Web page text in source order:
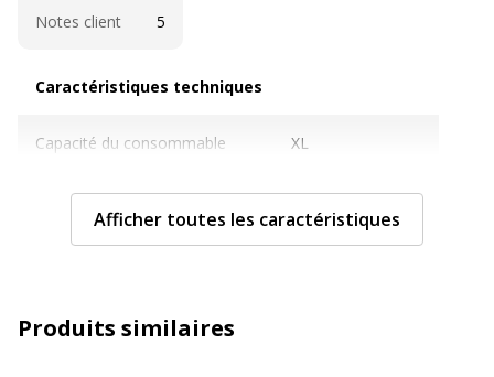
Notes client 5
Caractéristiques techniques
Capacité du consommable XL
Cartouches de marque Non
Afficher toutes les caractéristiques
Produits similaires